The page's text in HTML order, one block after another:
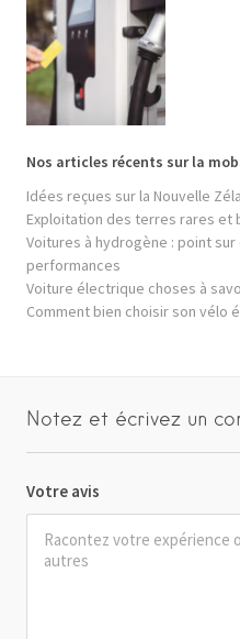
Nos articles récents sur la
Idées reçues sur la Nouvelle
Exploitation des terres rares
Voitures à hydrogène : point
performances
Voiture électrique choses à
Comment bien choisir son vélo
Notez et écrivez un
Votre avis